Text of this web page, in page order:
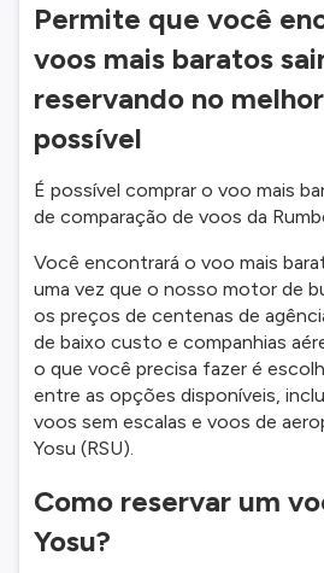
Permite que você
voos mais baratos
reservando no
possível
É possível comprar o voo mais
de comparação de voos da
Você encontrará o voo mais
uma vez que o nosso motor de
os preços de centenas de
de baixo custo e companhias
o que você precisa fazer é
entre as opções disponíveis,
voos sem escalas e voos de
Yosu (RSU).
Como reservar um
Yosu?